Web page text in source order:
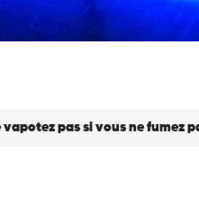
vapotez pas si vous ne fumez